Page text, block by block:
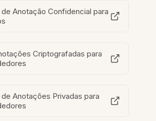
Anotação Confidencial para
Criptografadas para
Anotações Privadas para